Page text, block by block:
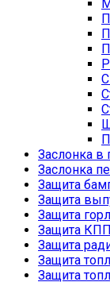
Заслонка в
Заслонка
Защита
Защита
Защита
Защита КПП
Защита
Защита
Защита